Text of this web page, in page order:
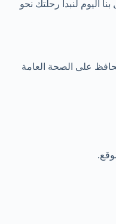
اليوم لنبدأ رحلتك نحو
على الصحة العامة